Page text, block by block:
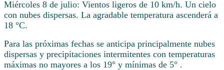
Miércoles 8 de julio: Vientos ligeros de 10 km/h. Un cielo
con nubes dispersas. La agradable temperatura ascenderá a
18 °C.
Para las próximas fechas se anticipa principalmente nubes
dispersas y precipitaciones intermitentes con temperaturas
máximas no mayores a los 19° y mínimas de 5° .